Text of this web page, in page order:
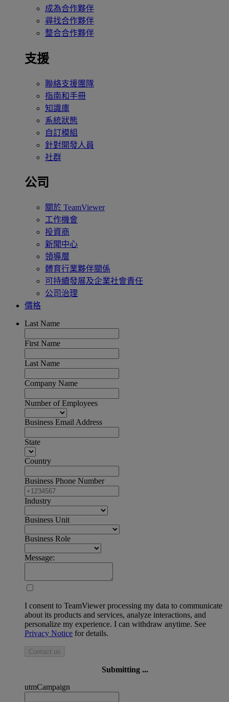
成為合作夥伴
尋找合作夥伴
整合合作夥伴
支援
聯絡支援團隊
指南和手冊
知識庫
系統狀態
自訂模組
針對開發人員
社群
公司
關於 TeamViewer
工作機會
投資商
新聞中心
領導層
體育行業夥伴關係
可持續發展及企業社會責任
公司治理
價格
Last Name
First Name
Last Name
Company Name
Number of Employees
Business Email Address
State
Country
Business Phone Number
Industry
Business Unit
Business Role
Message:
I consent to TeamViewer processing my data to communicate
about its products and services, analyze interactions, and
personalize my experience. I can withdraw anytime. See
Privacy Notice for details.
Contact us
Submitting ...
utmCampaign